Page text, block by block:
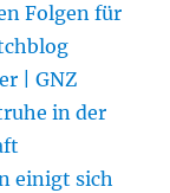
Folgen für
| GNZ
in der
einigt sich